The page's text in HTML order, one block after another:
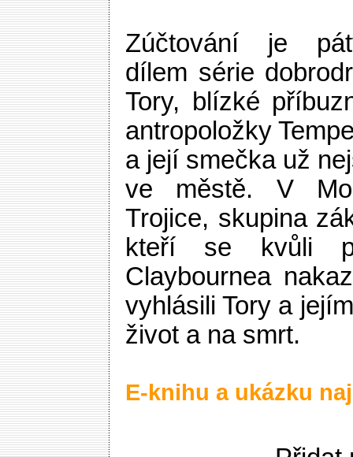
Zúčtování je
dílem série
Tory, blízké
antropoložky
a její smečka už
ve městě. V
Trojice, skupina
kteří se kvůli
Claybournea
vyhlásili Tory a
život a na smrt.
E-knihu a ukázku